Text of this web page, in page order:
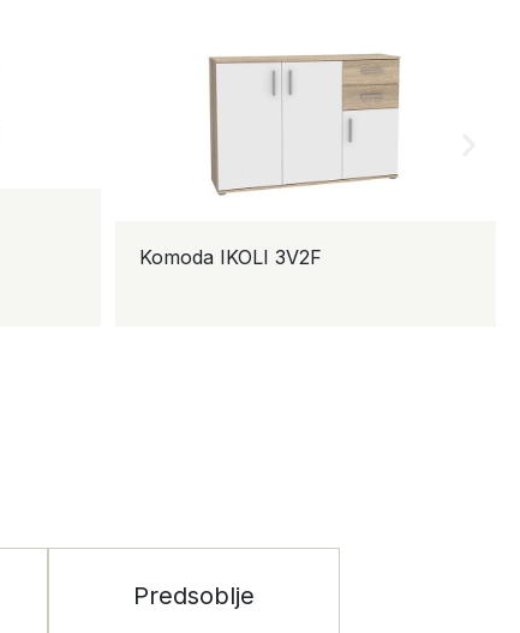
Komoda IKOLI 3V2F
Predsoblje